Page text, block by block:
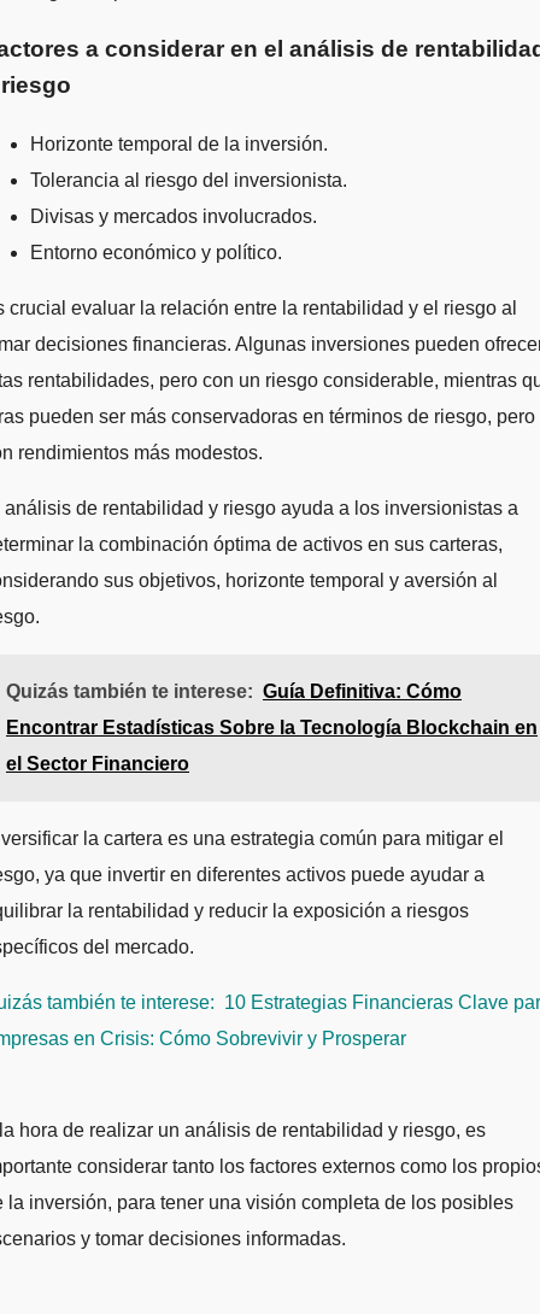
a considerar en el análisis de
Horizonte temporal de la inversión.
Tolerancia al riesgo del inversionista.
Divisas y mercados involucrados.
Entorno económico y político.
crucial evaluar la relación entre la rentabilidad y el riesgo al
decisiones financieras. Algunas inversiones pueden
rentabilidades, pero con un riesgo considerable, mientras
pueden ser más conservadoras en términos de riesgo, pero
rendimientos más modestos.
análisis de rentabilidad y riesgo ayuda a los inversionistas a
la combinación óptima de activos en sus carteras,
sus objetivos, horizonte temporal y aversión al
Quizás también te interese: Guía Definitiva: Cómo
Encontrar Estadísticas Sobre la Tecnología Blockchain en
el Sector Financiero
la cartera es una estrategia común para mitigar el
ya que invertir en diferentes activos puede ayudar a
la rentabilidad y reducir la exposición a riesgos
del mercado.
también te interese: 10 Estrategias Financieras Clave
en Crisis: Cómo Sobrevivir y Prosperar
hora de realizar un análisis de rentabilidad y riesgo, es
considerar tanto los factores externos como los
la inversión, para tener una visión completa de los posibles
y tomar decisiones informadas.